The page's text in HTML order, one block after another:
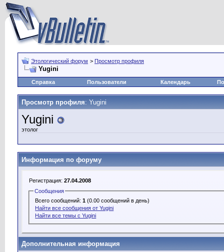
Этологический форум > Просмотр профиля
Yugini
Справка Пользователи Календарь
Просмотр профиля: Yugini
Yugini
этолог
Информация по форуму
Регистрация: 27.04.2008
Сообщения
Всего сообщений:1 (0.00 сообщений в день)
Найти все сообщения от Yugini
Найти все темы с Yugini
Дополнительная информация